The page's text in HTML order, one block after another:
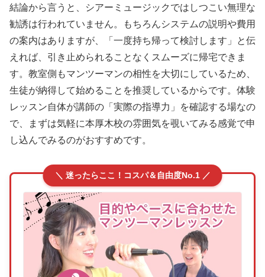
結論から言うと、シアーミュージックではしつこい無理な
勧誘は行われていません。もちろんシステムの説明や費用
の案内はありますが、「一度持ち帰って検討します」と伝
えれば、引き止められることなくスムーズに帰宅できま
す。教室側もマンツーマンの相性を大切にしているため、
生徒が納得して始めることを推奨しているからです。体験
レッスン自体が講師の「実際の指導力」を確認する場なの
で、まずは気軽に本厚木校の雰囲気を覗いてみる感覚で申
し込んでみるのがおすすめです。
＼ 迷ったらここ！コスパ＆自由度No.1 ／